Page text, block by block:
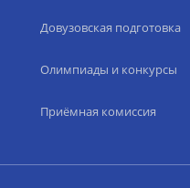
Довузовская подготовка
Олимпиады и конкурсы
Приёмная комиссия